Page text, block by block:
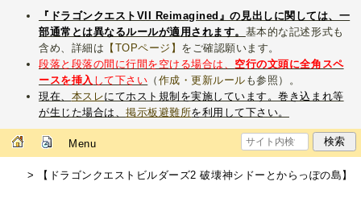
『ドラゴンクエストVII Reimagined』の見出しに関しては、一
部通常とは異なるルールが適用されます。 基本的な記述形式も
含め、詳細は 【TOPページ】 をご確認願います。
段落と段落の間に行間を空ける場合は、 空行の文頭に全角スペ
ースを挿入 して下さい （ 作成・更新ルール も参照）。
現在、 本スレにてホスト規制を実施しています。巻き込まれ等
が生じた場合は、掲示板避難所を利用して下さい。
Menu
> 【ドラゴンクエストビルダーズ2 破壊神シドーとからっぽの島】